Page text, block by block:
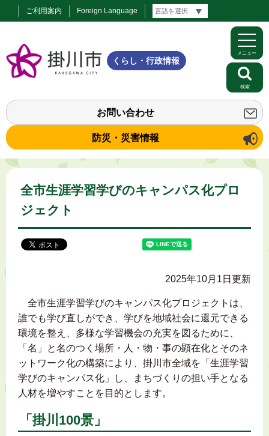
ご利用案内 Foreign Language
くらし・行政情報
お問い合わせ
防災・災害情報
メニュー
検索
全市生涯学習学びのキャンパス化プロ
ジェクト
2025年10月1日更新
全市生涯学習学びのキャンパス化プロジェクトは、
誰でも学び直しができ、学びを地域社会に還元できる
環境を整え、多様な学習機会の充実を図るために、
「名」と名のつく場所・人・物・事の顕在化とそのネ
ットワーク化の構築により、掛川市全域を「生涯学習
学びのキャンパス化」し、まちづくりの担い手となる
人材を増やすことを目的とします。
「掛川100景」